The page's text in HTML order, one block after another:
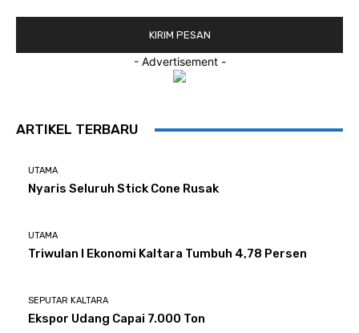
- Advertisement -
ARTIKEL TERBARU
UTAMA
Nyaris Seluruh Stick Cone Rusak
UTAMA
Triwulan I Ekonomi Kaltara Tumbuh 4,78 Persen
SEPUTAR KALTARA
Ekspor Udang Capai 7.000 Ton